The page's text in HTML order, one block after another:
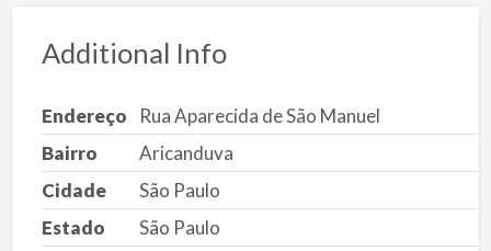
Additional Info
Endereço
Rua Aparecida de São Manuel
Bairro
Aricanduva
Cidade
São Paulo
Estado
São Paulo